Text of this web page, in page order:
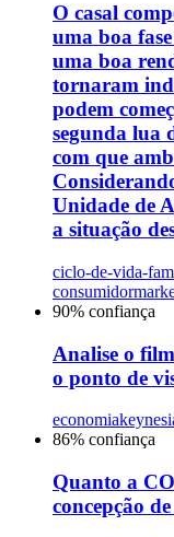
O casal
uma boa
uma boa
tornaram
podem
segunda lua
com que
Unidade de
a situação
ciclo-de-vida-
consumidor
90% confiança
Analise o
o ponto de
economia
86% confiança
Quanto a
concepção